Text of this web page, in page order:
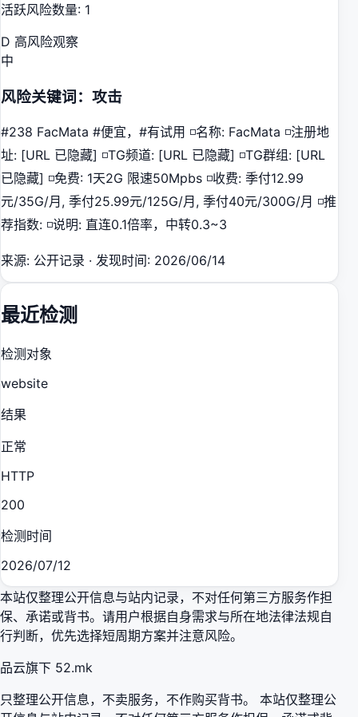
活跃风险数量: 1
D 高风险观察
中
风险关键词：攻击
#238 FacMata #便宜，#有试用 ◽️名称: FacMata ◽️注册地
址: [URL 已隐藏] ◽️TG频道: [URL 已隐藏] ◽️TG群组: [URL
已隐藏] ◽️免费: 1天2G 限速50Mpbs ◽️收费: 季付12.99
元/35G/月, 季付25.99元/125G/月, 季付40元/300G/月 ◽️推
荐指数: ◽️说明: 直连0.1倍率，中转0.3~3
来源: 公开记录 · 发现时间: 2026/06/14
最近检测
检测对象
website
结果
正常
HTTP
200
检测时间
2026/07/12
本站仅整理公开信息与站内记录，不对任何第三方服务作担
保、承诺或背书。请用户根据自身需求与所在地法律法规自
行判断，优先选择短周期方案并注意风险。
品云旗下 52.mk
只整理公开信息，不卖服务，不作购买背书。 本站仅整理公